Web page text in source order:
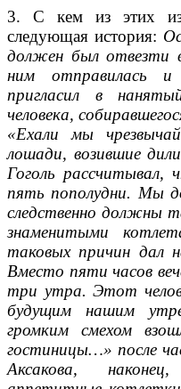
3. С кем из этих
следующая история:
должен был отвезти
ним отправилась
пригласил в
человека,
«Ехали мы
лошади, возившие
Гоголь рассчитывал,
пять пополудни. Мы
следственно должны
знаменитыми
таковых причин дал
Вместо пяти часов
три утра. Этот
будущим нашим
громким смехом
гостиницы…» после
Аксакова,